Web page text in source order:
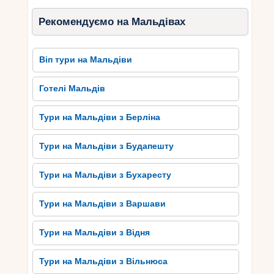
падлінгом. Ви можете прокататися по
безкрайньому океану і насолодитися
неповторною красою природи.
Також на Баа Атолл є багато екскурсійних
маршрутів, які дозволяють вам побачити інші
острови та взяти участь у мальдівських
традиціях. Наприклад, ви можете відвідати
риболовельне село та побачити, як мальдівці
живуть та працюють на островах.
Водні розваги та екскурсії на Баа Атолл
запам’ятовуються назавжди, даруючи незабутні
враження та пригоди у середину океану.
Розкішні курорти та готелі на
Баа Атолл
Баа Атолл на Мальдівах славиться своїми
розкішними курортами та готелями, які
Рекомендуємо на Мальдівах
Віп тури на Мальдіви
Готелі Мальдів
Тури на Мальдіви з Берліна
Тури на Мальдіви з Будапешту
Тури на Мальдіви з Бухаресту
Тури на Мальдіви з Варшави
Тури на Мальдіви з Відня
Тури на Мальдіви з Вільнюса